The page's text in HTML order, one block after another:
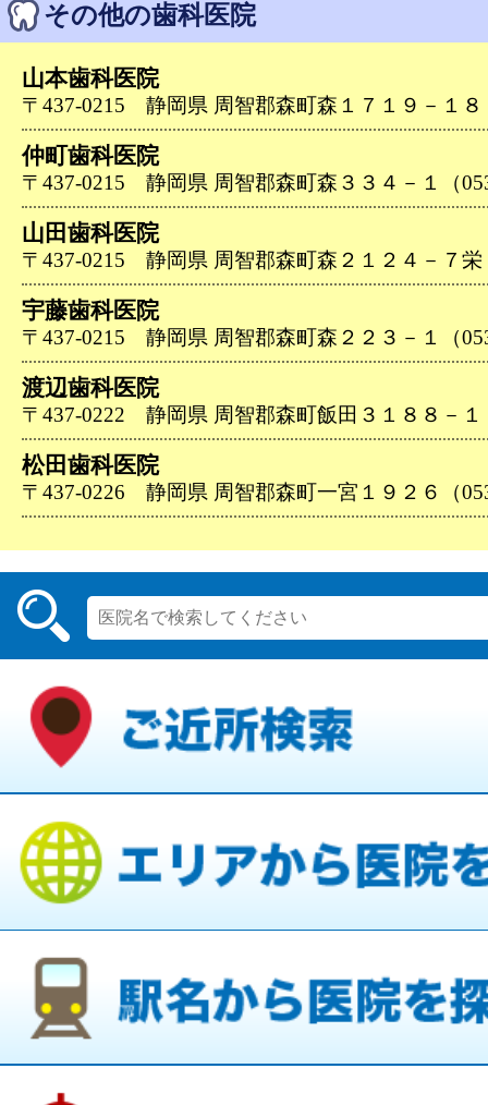
その他の歯科医院
山本歯科医院
〒437-0215 静岡県 周智郡森町森１７１９－１８
仲町歯科医院
〒437-0215 静岡県 周智郡森町森３３４－１（
山田歯科医院
〒437-0215 静岡県 周智郡森町森２１２４－７栄
宇藤歯科医院
〒437-0215 静岡県 周智郡森町森２２３－１（
渡辺歯科医院
〒437-0222 静岡県 周智郡森町飯田３１８８－１
松田歯科医院
〒437-0226 静岡県 周智郡森町一宮１９２６（